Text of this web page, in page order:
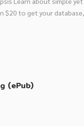
$20 to get your
(ePub)